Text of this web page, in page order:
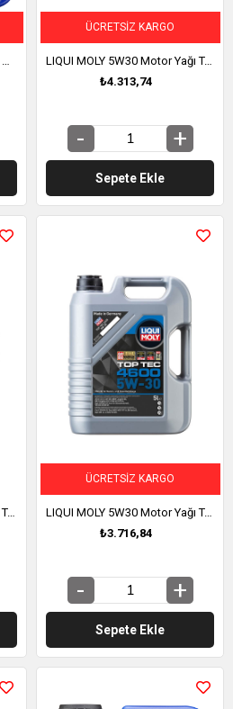
LIQUI MOLY 5W30 Motor Yağı Tam Sentetik TOP TEC 4200 5 Litre (8973)
₺4.313,74
Sepete Ekle
ÜCRETSIZ KARGO
LIQUI MOLY 5W30 Motor Yağı Tam Sentetik TOP TEC 4200 1 Litre (8972)
LIQUI MOLY 5W30 Motor Yağı Tam Sentetik TOP TEC 4600 5 Litre (2316)
₺3.716,84
Sepete Ekle
ÜCRETSIZ KARGO